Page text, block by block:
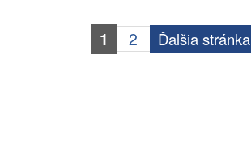
1 2 Ďalšia stránka